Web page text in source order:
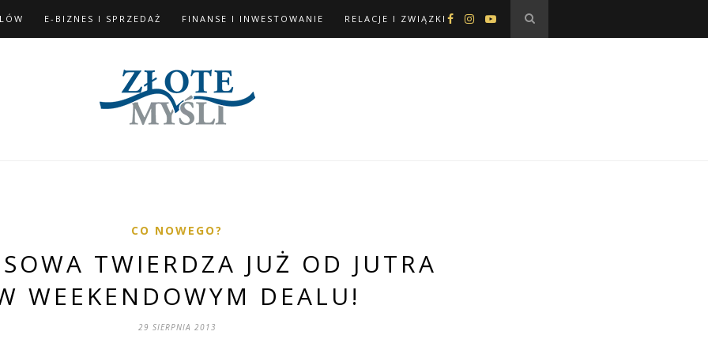
E-BIZNES I SPRZEDAŻ FINANSE I INWESTOWANIE RELACJE I ZWIĄZKI
CO NOWEGO?
TWIERDZA JUŻ OD JUTRA
WEEKENDOWYM DEALU!
29 SIERPNIA 2013